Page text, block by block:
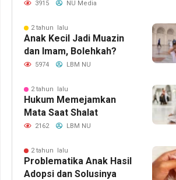
3915 NU Media
2 tahun lalu
Anak Kecil Jadi Muazin
dan Imam, Bolehkah?
5974 LBM NU
2 tahun lalu
Hukum Memejamkan
Mata Saat Shalat
2162 LBM NU
2 tahun lalu
Problematika Anak Hasil
Adopsi dan Solusinya